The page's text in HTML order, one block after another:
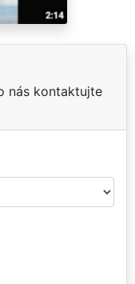
nás kontaktujte